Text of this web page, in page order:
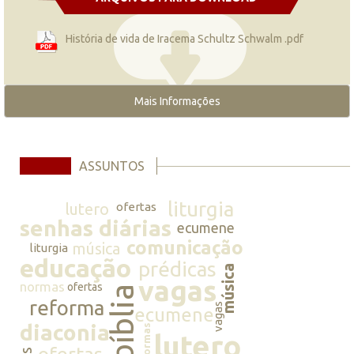
História de vida de Iracema Schultz Schwalm .pdf
Mais Informações
ASSUNTOS
lutero ofertas liturgia
senhas diárias ecumene
liturgia música comunicação
educação prédicasmúsica
normas ofertasbíbliavagas
reforma
diaconia
ecumenevagas
normaslutero